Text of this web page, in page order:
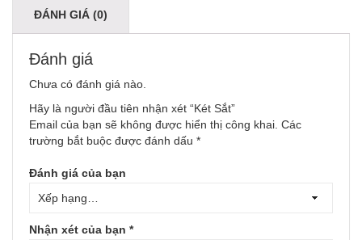
ĐÁNH GIÁ (0)
Đánh giá
Chưa có đánh giá nào.
Hãy là người đầu tiên nhận xét “Két Sắt”
Email của bạn sẽ không được hiển thị công khai. Các
trường bắt buộc được đánh dấu *
Đánh giá của bạn
Nhận xét của bạn *